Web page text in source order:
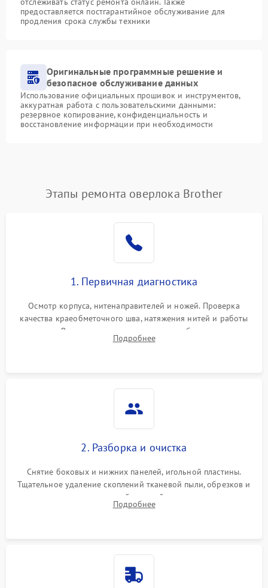
предоставляется постгарантийное обслуживание для
продления срока службы техники
Оригинальные программные решение и
безопасное обслуживание данных
Использование официальных прошивок и инструментов,
аккуратная работа с пользовательскими данными:
резервное копирование, конфиденциальность и
восстановление информации при необходимости
Этапы ремонта оверлока Brother
1. Первичная диагностика
Осмотр корпуса, нитенаправителей и ножей. Проверка
качества краеобметочного шва, натяжения нитей и работы
педали. Выявление пропусков стежков, обрывов нити,
заклинивания или тупого среза ткани на тестовом образце.
Подробнее
2. Разборка и очистка
Снятие боковых и нижних панелей, игольной пластины.
Тщательное удаление скоплений тканевой пыли, обрезков и
очесов из зоны петлителей и ножей с помощью жестких
кистей, пинцета и потока сжатого воздуха.
Подробнее